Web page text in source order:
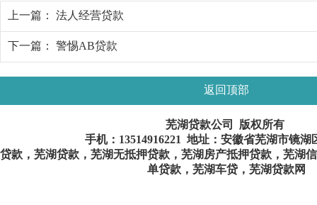
上一篇： 法人经营贷款
下一篇： 警惕AB贷款
返回顶部
芜湖贷款公司 版权所有
手机： 13514916221 地址：安徽省芜湖市镜湖
贷款，芜湖贷款，芜湖无抵押贷款，芜湖房产抵押贷款，芜湖
单贷款，芜湖车贷，芜湖贷款网